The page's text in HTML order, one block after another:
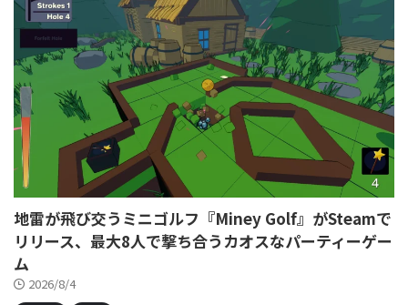
地雷が飛び交うミニゴルフ『Miney Golf』がSteamで
リリース、最大8人で撃ち合うカオスなパーティーゲー
ム
2026/8/4